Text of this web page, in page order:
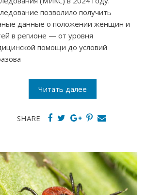
позволило получить
данные о положении женщин и
в регионе — от уровня
помощи до условий
Читать далее
SHARE